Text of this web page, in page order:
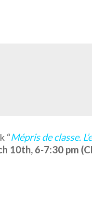
“Mépris de classe.
10th, 6-7:30 pm